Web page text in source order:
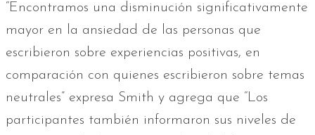
“Encontramos una disminución significativamente
mayor en la ansiedad de las personas que
escribieron sobre experiencias positivas, en
comparación con quienes escribieron sobre temas
neutrales” expresa Smith y agrega que “Los
participantes también informaron sus niveles de